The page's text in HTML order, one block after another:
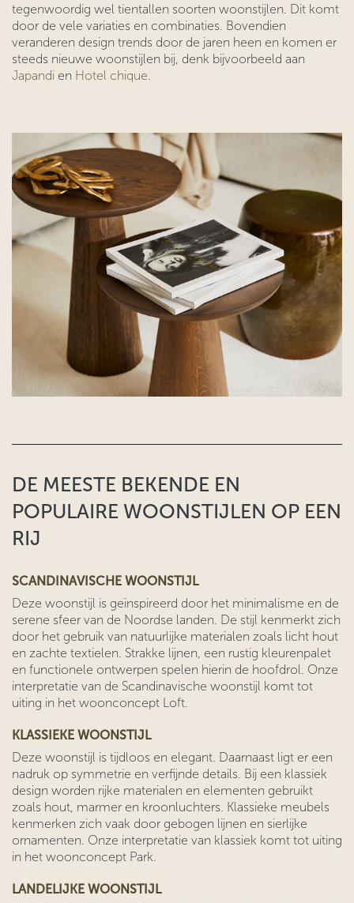
tegenwoordig wel tientallen soorten woonstijlen. Dit komt
door de vele variaties en combinaties. Bovendien
veranderen design trends door de jaren heen en komen er
steeds nieuwe woonstijlen bij, denk bijvoorbeeld aan
Japandi en Hotel chique.
DE MEESTE BEKENDE EN
POPULAIRE WOONSTIJLEN OP EEN
RIJ
SCANDINAVISCHE WOONSTIJL
Deze woonstijl is geïnspireerd door het minimalisme en de
serene sfeer van de Noordse landen. De stijl kenmerkt zich
door het gebruik van natuurlijke materialen zoals licht hout
en zachte textielen. Strakke lijnen, een rustig kleurenpalet
en functionele ontwerpen spelen hierin de hoofdrol. Onze
interpretatie van de Scandinavische woonstijl komt tot
uiting in het woonconcept Loft.
KLASSIEKE WOONSTIJL
Deze woonstijl is tijdloos en elegant. Daarnaast ligt er een
nadruk op symmetrie en verfijnde details. Bij een klassiek
design worden rijke materialen en elementen gebruikt
zoals hout, marmer en kroonluchters. Klassieke meubels
kenmerken zich vaak door gebogen lijnen en sierlijke
ornamenten. Onze interpretatie van klassiek komt tot uiting
in het woonconcept Park.
LANDELIJKE WOONSTIJL